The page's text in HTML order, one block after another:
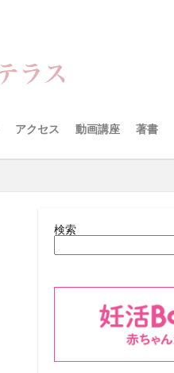
アクセス 動画講座 著書
検索